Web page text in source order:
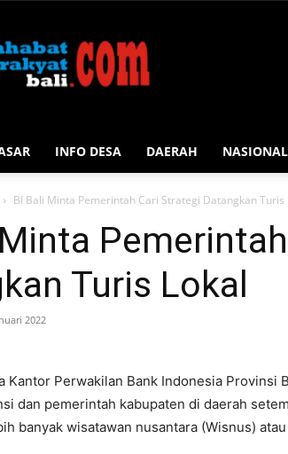
Rakyat
Bali
INFO DESA DAERAH NASIONAL
BI Bali Minta Pemerintah Cari Strategi Datangkan Turis
Turis Lokal
2022
Kantor Perwakilan Bank Indonesia Provinsi
dan pemerintah kabupaten di daerah
banyak wisatawan nusantara (Wisnus)